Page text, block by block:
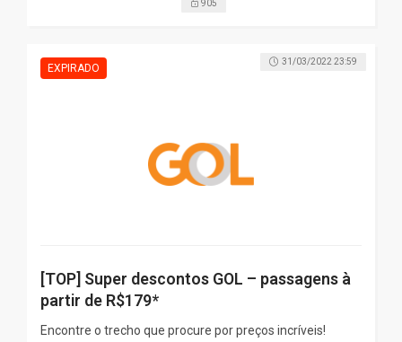
905
[TOP] Super descontos GOL – passagens à
partir de R$179*
Encontre o trecho que procure por preços incríveis!
31/03/2022 23:59